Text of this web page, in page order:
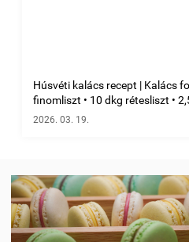
Húsvéti kalács recept | Kalács
finomliszt • 10 dkg rétesliszt •
2026. 03. 19.